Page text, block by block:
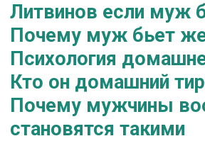
Литвинов если муж
Почему муж бьет
Психология
Кто он домашний
Почему мужчины
становятся такими